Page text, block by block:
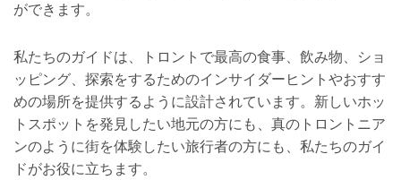
ができます。
私たちのガイドは、トロントで最高の食事、飲み物、ショ
ッピング、探索をするためのインサイダーヒントやおすす
めの場所を提供するように設計されています。新しいホッ
トスポットを発見したい地元の方にも、真のトロントニア
ンのように街を体験したい旅行者の方にも、私たちのガイ
ドがお役に立ちます。